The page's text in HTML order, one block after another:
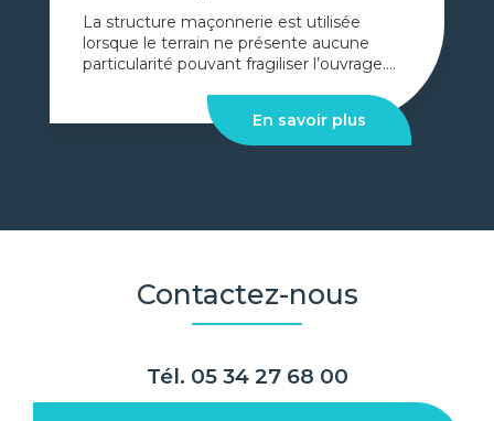
La structure maçonnerie est utilisée
lorsque le terrain ne présente aucune
particularité pouvant fragiliser l’ouvrage....
En savoir plus
Contactez-nous
Tél. 05 34 27 68 00